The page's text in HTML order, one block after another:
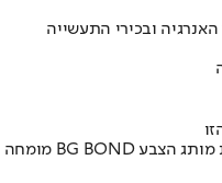
ובכירי התעשייה